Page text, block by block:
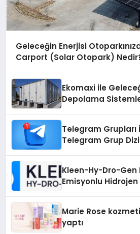
Geleceğin Enerjisi
Carport (Solar Otopark)
Ekomaxi İle
Depolama
Telegram Grupları
Telegram Grup
Kleen-Hy-Dro-Gen
Emisyonlu Hidrojen
Marie Rose
yaptı